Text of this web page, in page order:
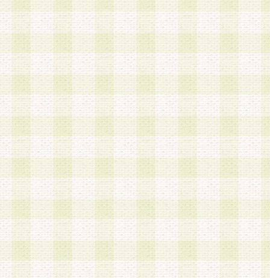
a.既に登録されている会員と同一のメールアドレ
録する場合
b.本サービスと同様のサービスを提供している企
業に従事していると思われる本人またはその家族
場合
c.その他当社が不適切と判断する場合
2.当社は、会員登録希望者を会員として承認する
した 場合、会員登録希望者による会員登録手続
による承認後の場合であっても、会員登録の取り
の抹消を、当社が適切と判 断する方法・手段に
とができるものとします。
3.会員登録希望者が18歳未満、成年被後見人、被
人 である場合は、親権者などの法定代理人の同
録を行うものとします。なお、義務教育学齢に該
者については、登録時に 当社が別途定める方法
権者による承認手続きを行うものとします。